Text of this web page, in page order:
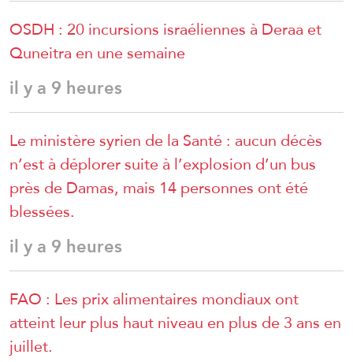
OSDH : 20 incursions israéliennes à Deraa et
Quneitra en une semaine
il y a 9 heures
Le ministère syrien de la Santé : aucun décès
n’est à déplorer suite à l’explosion d’un bus
près de Damas, mais 14 personnes ont été
blessées.
il y a 9 heures
FAO : Les prix alimentaires mondiaux ont
atteint leur plus haut niveau en plus de 3 ans en
juillet.